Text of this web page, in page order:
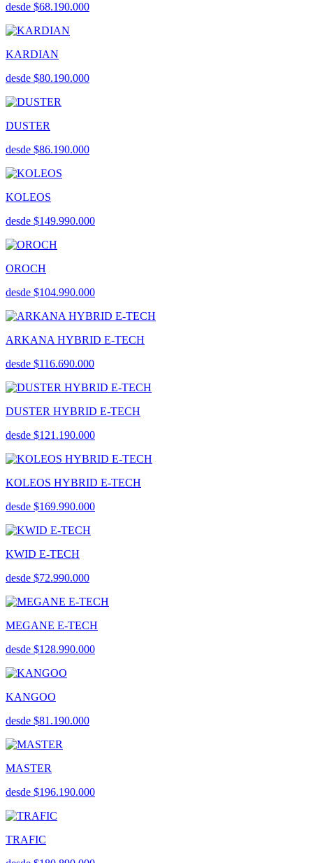
desde $68.190.000
KARDIAN
desde $80.190.000
DUSTER
desde $86.190.000
KOLEOS
desde $149.990.000
OROCH
desde $104.990.000
ARKANA HYBRID E-TECH
desde $116.690.000
DUSTER HYBRID E-TECH
desde $121.190.000
KOLEOS HYBRID E-TECH
desde $169.990.000
KWID E-TECH
desde $72.990.000
MEGANE E-TECH
desde $128.990.000
KANGOO
desde $81.190.000
MASTER
desde $196.190.000
TRAFIC